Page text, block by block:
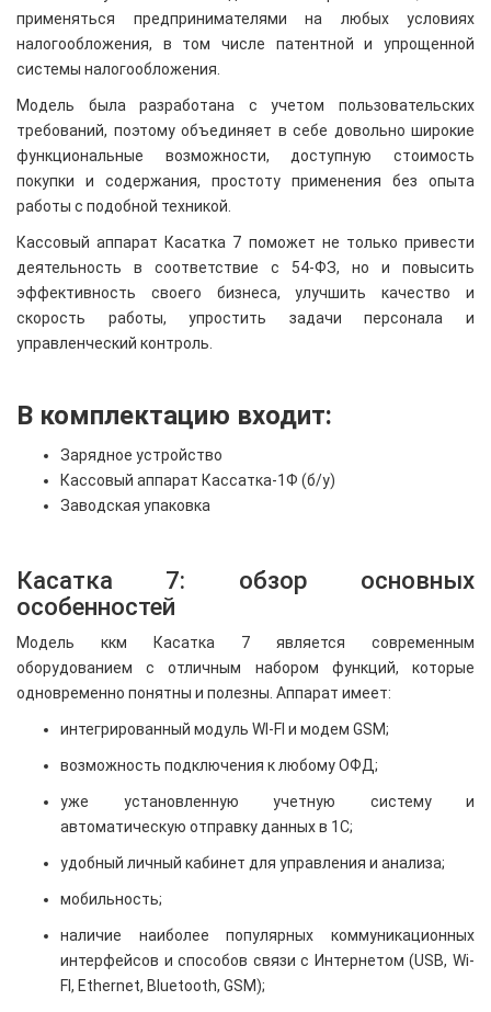
применяться предпринимателями на любых условиях
налогообложения, в том числе патентной и упрощенной
системы налогообложения.
Модель была разработана с учетом пользовательских
требований, поэтому объединяет в себе довольно широкие
функциональные возможности, доступную стоимость
покупки и содержания, простоту применения без опыта
работы с подобной техникой.
Кассовый аппарат Касатка 7 поможет не только привести
деятельность в соответствие с 54-ФЗ, но и повысить
эффективность своего бизнеса, улучшить качество и
скорость работы, упростить задачи персонала и
управленческий контроль.
В комплектацию входит:
Зарядное устройство
Кассовый аппарат Кассатка-1Ф (б/у)
Заводская упаковка
Касатка 7: обзор основных
особенностей
Модель ккм Касатка 7 является современным
оборудованием с отличным набором функций, которые
одновременно понятны и полезны. Аппарат имеет:
интегрированный модуль WI-FI и модем GSM;
возможность подключения к любому ОФД;
уже установленную учетную систему и
автоматическую отправку данных в 1С;
удобный личный кабинет для управления и анализа;
мобильность;
наличие наиболее популярных коммуникационных
интерфейсов и способов связи с Интернетом (USB, Wi-
FI, Ethernet, Bluetooth, GSM);